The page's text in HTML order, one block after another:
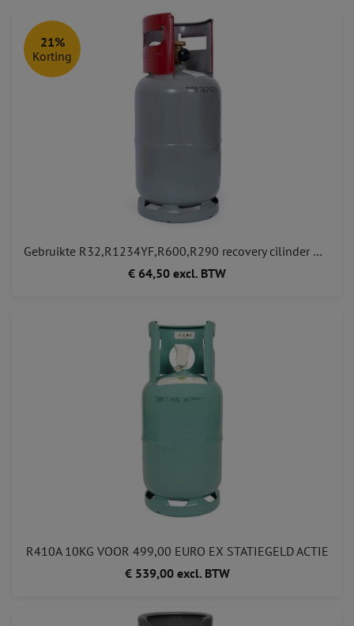
21%
Korting
Gebruikte R32,R1234YF,R600,R290 recovery cilinder met 1 kraan voor A2L A2 met EU keurmerk
€ 64,50 excl. BTW
R410A 10KG VOOR 499,00 EURO EX STATIEGELD ACTIE
€ 539,00 excl. BTW